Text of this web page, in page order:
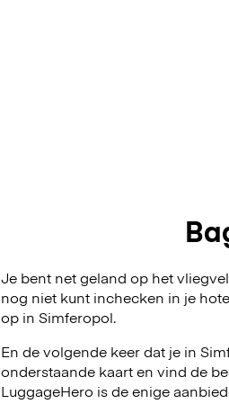
Je bent net geland op het
nog niet kunt inchecken in je
op in Simferopol.
En de volgende keer dat je in
onderstaande kaart en vind de
LuggageHero is de enige